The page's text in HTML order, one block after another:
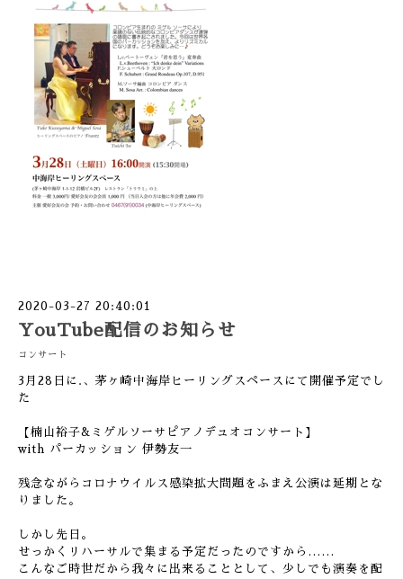
2020-03-27 20:40:01
YouTube配信のお知らせ
コンサート
3月28日に.、茅ヶ崎中海岸ヒーリングスペースにて開催予定でし
た
【楠山裕子&ミゲルソーサピアノデュオコンサート】
with パーカッション 伊勢友一
残念ながらコロナウイルス感染拡大問題をふまえ公演は延期とな
りました。
しかし先日。
せっかくリハーサルで集まる予定だったのですから……
こんなご時世だから我々に出来ることとして、少しでも演奏を配